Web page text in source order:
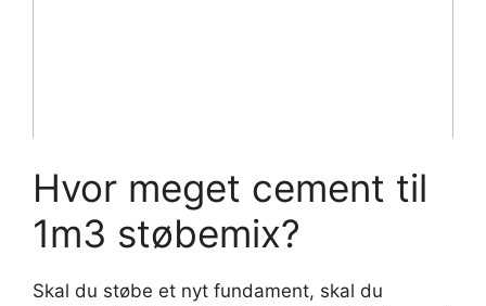
Hvor meget cement til
1m3 støbemix?
Skal du støbe et nyt fundament, skal du